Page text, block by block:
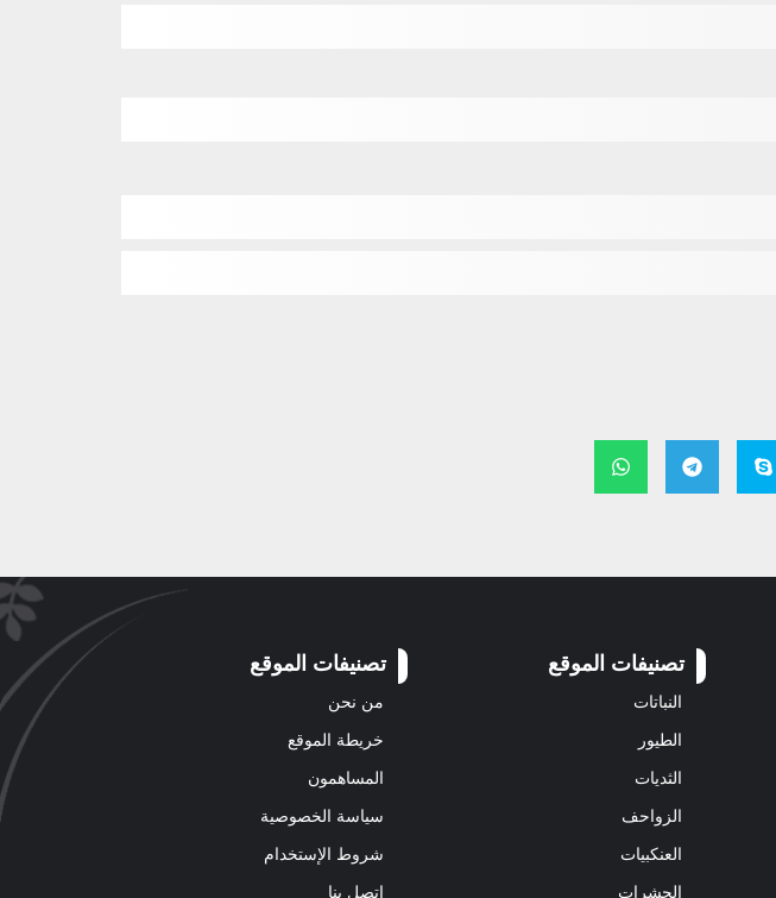
تصنيفات الموقع
النباتات
الطيور
الثديات
الزواحف
العنكبيات
الحشرات
تصنيفات الموقع
من نحن
خريطة الموقع
المساهمون
سياسة الخصوصية
شروط الإستخدام
اتصل بنا